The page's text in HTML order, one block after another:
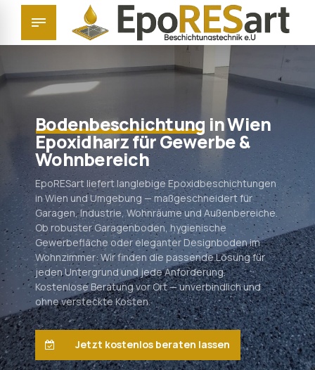
Bodenbeschichtung in Wien
Epoxidharz für Gewerbe &
Wohnbereich
EpoRESart liefert langlebige Epoxidbeschichtungen
in Wien und Umgebung — maßgeschneidert für
Garagen, Industrie, Wohnräume und Außenbereiche.
Ob robuster Garagenboden, hygienische
Gewerbefläche oder eleganter Designboden im
Wohnzimmer: Wir finden die passende Lösung für
jeden Untergrund und jede Anforderung.
Kostenlose Beratung vor Ort — unverbindlich und
ohne versteckte Kosten.
Jetzt kostenlos beraten lassen